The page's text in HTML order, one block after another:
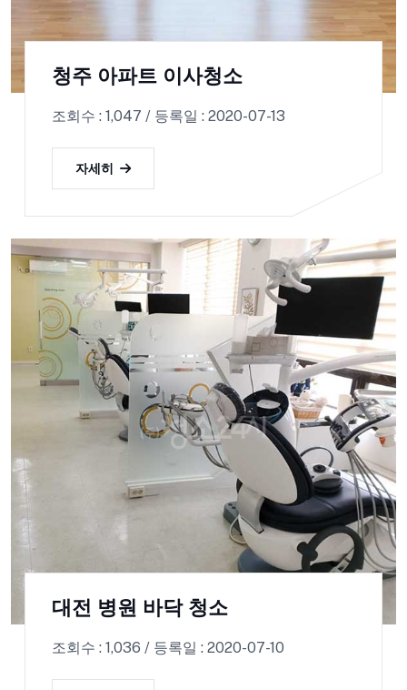
청주 아파트 이사청소
조회수 : 1,047 / 등록일 : 2020-07-13
자세히
대전 병원 바닥 청소
조회수 : 1,036 / 등록일 : 2020-07-10